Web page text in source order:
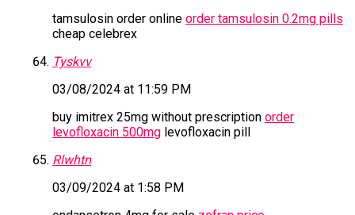
tamsulosin order online order tamsulosin 0.2mg pills
cheap celebrex
Tyskvv
03/08/2024 at 11:59 PM
buy imitrex 25mg without prescription order
levofloxacin 500mglevofloxacin pill
Rlwhtn
03/09/2024 at 1:58 PM